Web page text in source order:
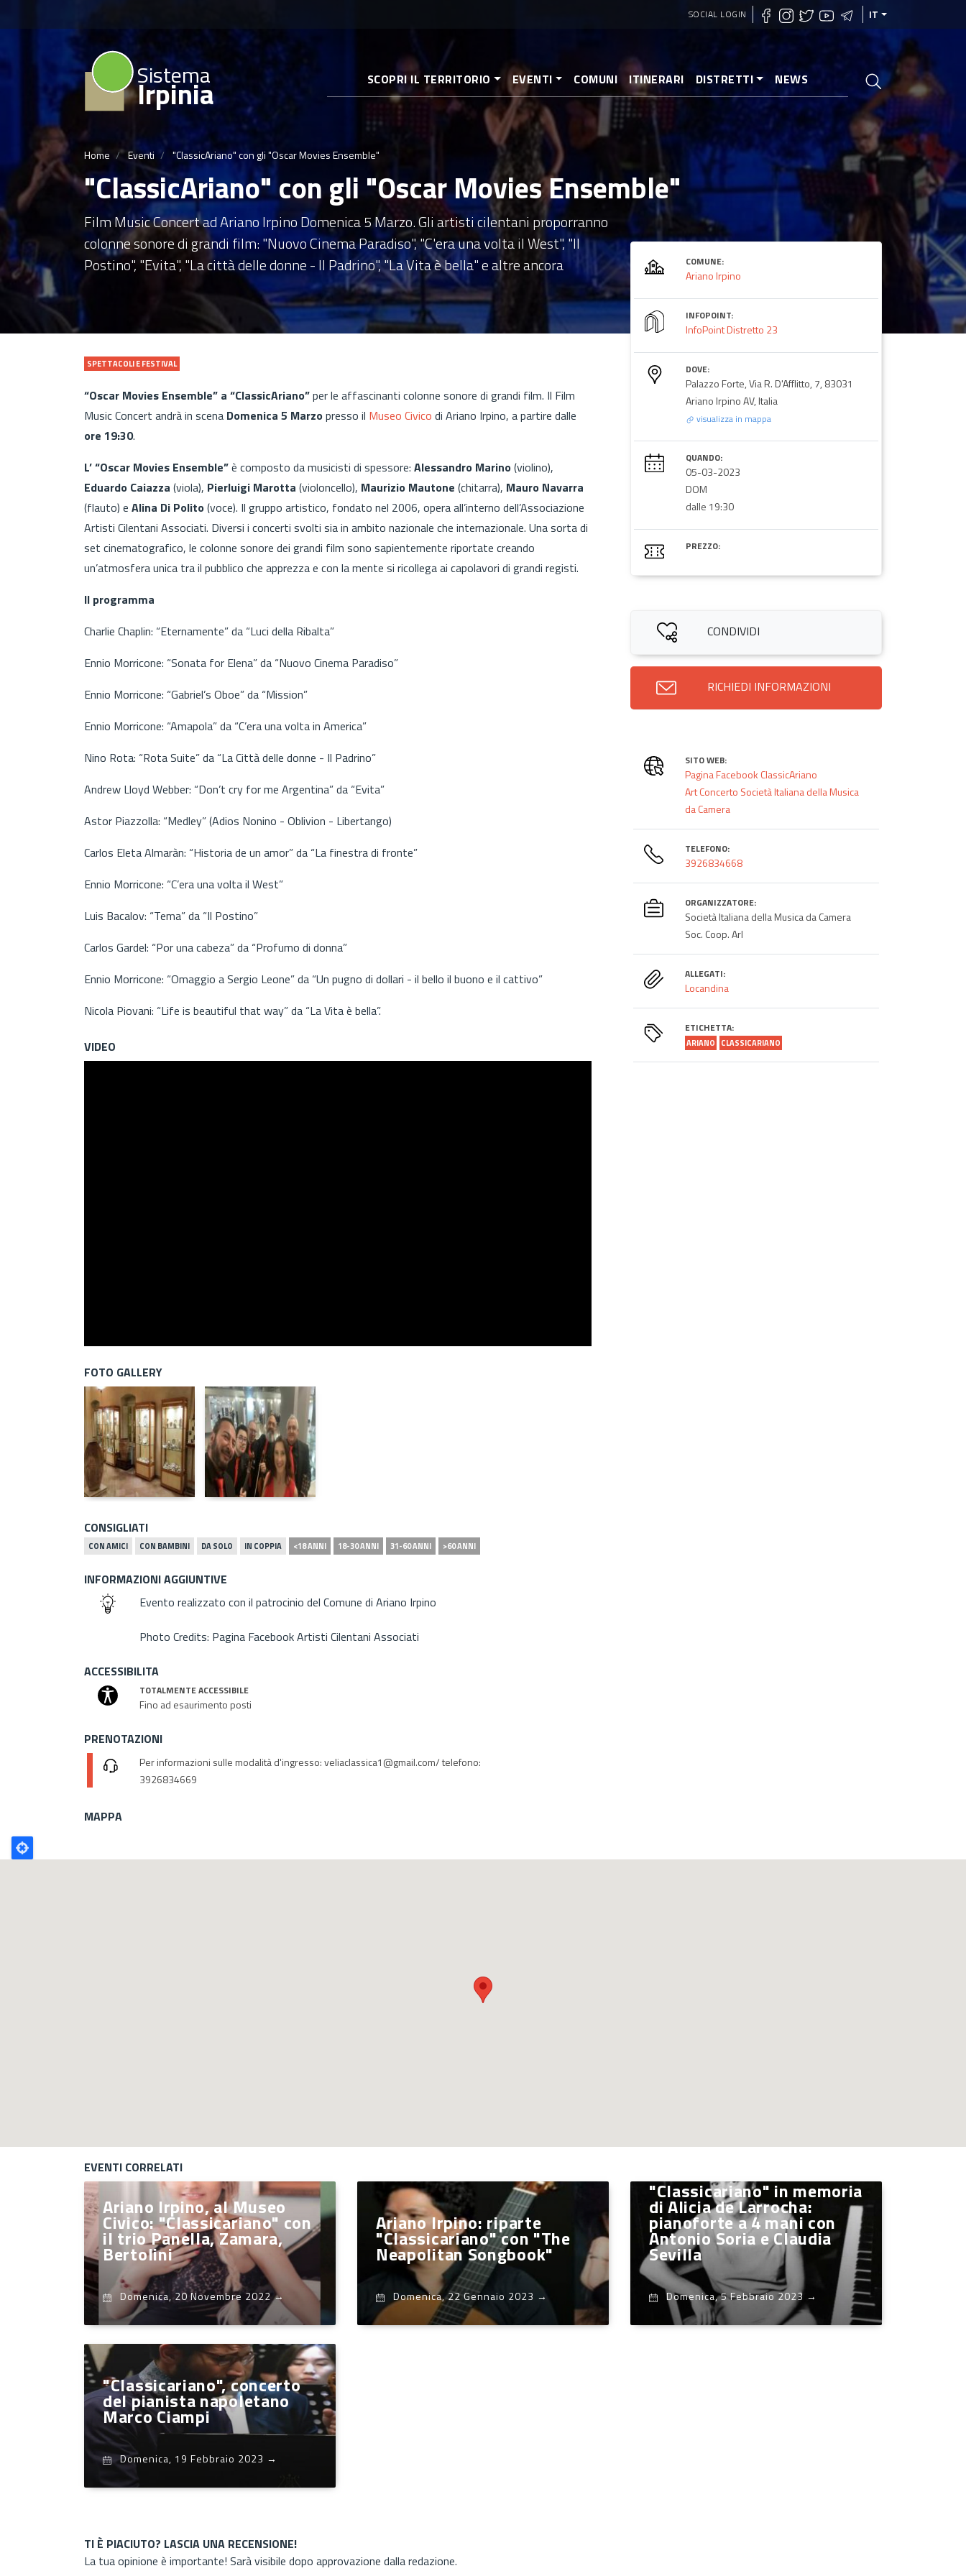
principale
SOCIAL LOGIN IT
Sistema
Irpinia SCOPRI IL TERRITORIO EVENTI COMUNI ITINERARI DISTRETTI NEWS
Home Eventi "ClassicAriano" con gli "Oscar Movies Ensemble"
"ClassicAriano" con gli "Oscar Movies Ensemble"
Film Music Concert ad Ariano Irpino Domenica 5 Marzo. Gli artisti cilentani proporranno
colonne sonore di grandi film: "Nuovo Cinema Paradiso", "C'era una volta il West", "Il
Postino", "Evita", "La città delle donne - Il Padrino", "La Vita è bella" e altre ancora
SPETTACOLI E FESTIVAL
“Oscar Movies Ensemble” a “ClassicAriano”per le affascinanti colonne sonore di grandi film. Il Film
Music Concert andrà in scena Domenica 5 Marzopresso il Museo Civico di Ariano Irpino, a partire dalle
ore 19:30.
L’ “Oscar Movies Ensemble”è composto da musicisti di spessore: Alessandro Marino(violino),
Eduardo Caiazza (viola), Pierluigi Marotta (violoncello), Maurizio Mautone (chitarra), Mauro Navarra
(flauto) e Alina Di Polito(voce). Il gruppo artistico, fondato nel 2006, opera all’interno dell’Associazione
Artisti Cilentani Associati. Diversi i concerti svolti sia in ambito nazionale che internazionale. Una sorta di
set cinematografico, le colonne sonore dei grandi film sono sapientemente riportate creando
un’atmosfera unica tra il pubblico che apprezza e con la mente si ricollega ai capolavori di grandi registi.
Il programma
Charlie Chaplin: “Eternamente” da “Luci della Ribalta”
Ennio Morricone: “Sonata for Elena” da “Nuovo Cinema Paradiso”
Ennio Morricone: “Gabriel’s Oboe” da “Mission”
Ennio Morricone: “Amapola” da “C’era una volta in America”
Nino Rota: “Rota Suite” da “La Città delle donne - Il Padrino”
Andrew Lloyd Webber: “Don’t cry for me Argentina” da “Evita”
Astor Piazzolla: “Medley” (Adios Nonino - Oblivion - Libertango)
Carlos Eleta Almaràn: “Historia de un amor” da “La finestra di fronte”
Ennio Morricone: “C’era una volta il West”
Luis Bacalov: “Tema” da “Il Postino”
Carlos Gardel: “Por una cabeza” da “Profumo di donna”
Ennio Morricone: “Omaggio a Sergio Leone” da “Un pugno di dollari - il bello il buono e il cattivo”
Nicola Piovani: “Life is beautiful that way” da “La Vita è bella”.
VIDEO
FOTO GALLERY
CONSIGLIATI
CON AMICI CON BAMBINI DA SOLO IN COPPIA <18 ANNI 18-30 ANNI 31-60 ANNI >60 ANNI
INFORMAZIONI AGGIUNTIVE
Evento realizzato con il patrocinio del Comune di Ariano Irpino
Photo Credits: Pagina Facebook Artisti Cilentani Associati
ACCESSIBILITA
TOTALMENTE ACCESSIBILE
Fino ad esaurimento posti
PRENOTAZIONI
Per informazioni sulle modalità d'ingresso: veliaclassica1@gmail.com/ telefono:
3926834669
COMUNE:
Ariano Irpino
INFOPOINT:
InfoPoint Distretto 23
DOVE:
Palazzo Forte, Via R. D'Afflitto, 7, 83031
Ariano Irpino AV, Italia
visualizza in mappa
QUANDO:
05-03-2023
DOM
dalle 19:30
PREZZO:
CONDIVIDI
RICHIEDI INFORMAZIONI
SITO WEB:
Pagina Facebook ClassicAriano
Art Concerto Società Italiana della Musica
da Camera
TELEFONO:
3926834668
ORGANIZZATORE:
Società Italiana della Musica da Camera
Soc. Coop. Arl
ALLEGATI:
Locandina
ETICHETTA:
ARIANO CLASSICARIANO
MAPPA
Poligono
GEO
EVENTI CORRELATI
Ariano Irpino, al Museo
Civico: "Classicariano" con
il trio Panella, Zamara,
Bertolini
Domenica, 20 Novembre 2022→
Ariano Irpino: riparte
"Classicariano" con "The
Neapolitan Songbook"
Domenica, 22 Gennaio 2023 →
"Classicariano" in memoria
di Alicia de Larrocha:
pianoforte a 4 mani con
Antonio Soria e Claudia
Sevilla
Domenica, 5 Febbraio 2023→
"Classicariano", concerto
del pianista napoletano
Marco Ciampi
Domenica, 19 Febbraio 2023 →
TI È PIACIUTO? LASCIA UNA RECENSIONE!
La tua opinione è importante! Sarà visibile dopo approvazione dalla redazione.